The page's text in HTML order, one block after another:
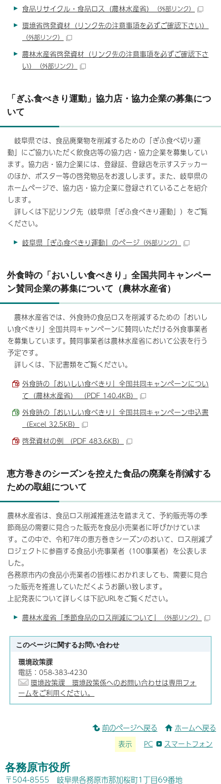
食品リサイクル・食品ロス（農林水産省） （外部リンク）
環境省啓発資材（リンク先の注意事項を必ずご確認下さい）
（外部リンク）
農林水産省啓発資材（リンク先の注意事項を必ずご確認下さ
い）
（外部リンク）
「ぎふ食べきり運動」協力店・協力企業の募集につ
いて
岐阜県では、食品廃棄物を削減するための「ぎふ食べ切り運
動」にご協力いただく飲食店等の協力店・協力企業を募集してい
ます。協力店・協力企業には、登録証、登録店を示すステッカー
のほか、ポスター等の啓発物品をお渡しします。また、岐阜県の
ホームページで、協力店・協力企業に登録されていることを紹介
します。
詳しくは下記リンク先（岐阜県「ぎふ食べきり運動」）をご覧
ください。
岐阜県「ぎふ食べきり運動」のページ （外部リンク）
外食時の「おいしい食べきり」全国共同キャンペー
ン賛同企業の募集について（農林水産省）
農林水産省では、外食時の食品ロスを削減するための「おいし
い食べきり」全国共同キャンペーンに賛同いただける外食事業者
を募集しています。賛同事業者は農林水産省において公表を行う
予定です。
詳しくは、下記書類をご覧ください。
外食時の「おいしい食べきり」全国共同キャンペーンについ
て（農林水産省） （PDF 140.4KB）
外食時の「おいしい食べきり」全国共同キャンペーン申込書
（Excel 32.5KB）
啓発資材の例 （PDF 483.6KB）
恵方巻きのシーズンを控えた食品の廃棄を削減する
ための取組について
農林水産省は、食品ロス削減推進法を踏まえて、予約販売等の季
節商品の需要に見合った販売を食品小売業者に呼びかけていま
す。この中で、令和7年の恵方巻きシーズンのおいて、ロス削減プ
ロジェクトに参画する食品小売事業者（100事業者）を公表しま
した。
各務原市内の食品小売業者の皆様におかれましても、需要に見合
った販売を推進していただくようお願い致します。
上記発表について詳しくは下記URLをご覧ください。
農林水産省「季節食品のロス削減について」
（外部リンク）
このページに関するお問い合わせ
環境政策課
電話：058-383-4230
環境政策課 環境政策係へのお問い合わせは専用フォ
ームをご利用ください。
前のページへ戻る ホームへ戻る
表示 PC スマートフォン
各務原市役所
〒504-8555 岐阜県各務原市那加桜町1丁目69番地